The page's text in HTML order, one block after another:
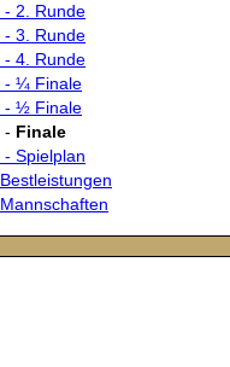
- 2. Runde
- 3. Runde
- 4. Runde
- ¼ Finale
- ½ Finale
- Finale
- Spielplan
Bestleistungen
Mannschaften